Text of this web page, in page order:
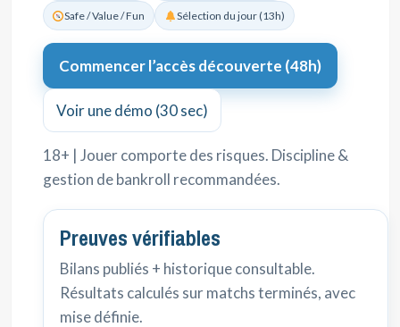
Safe / Value / Fun Sélection du jour (13h)
Commencer l’accès découverte (48h)
Voir une démo (30 sec)
18+ | Jouer comporte des risques. Discipline &
gestion de bankroll recommandées.
Preuves vérifiables
Bilans publiés + historique consultable.
Résultats calculés sur matchs terminés, avec
mise définie.